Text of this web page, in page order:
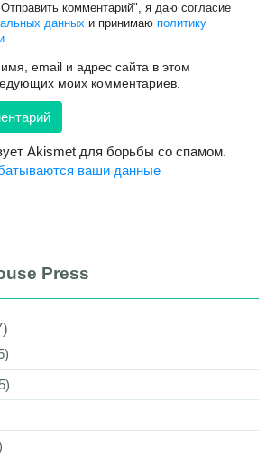
комментарий", я даю согласие
данных и принимаю политику
email и адрес сайта в этом
моих комментариев.
Akismet для борьбы со спамом.
ваши данные
Press